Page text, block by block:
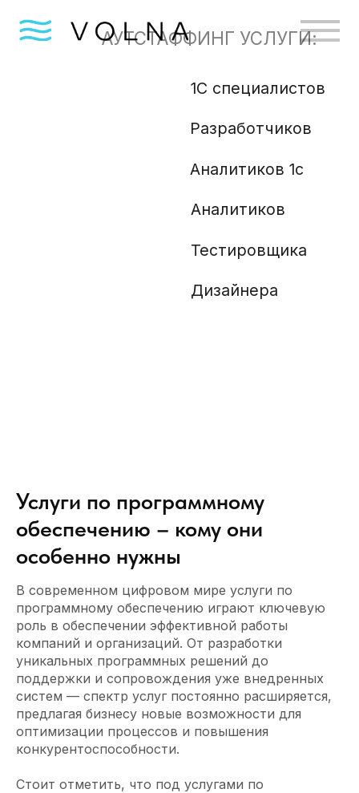
Разработчиков
Аналитиков 1с
Тестировщика
Дизайнера
АУТСТАФФИНГ УСЛУГИ:
Услуги по программному
обеспечению – кому они
особенно нужны
В современном цифровом мире услуги по
программному обеспечению играют ключевую
роль в обеспечении эффективной работы
компаний и организаций. От разработки
уникальных программных решений до
поддержки и сопровождения уже внедренных
систем — спектр услуг постоянно расширяется,
предлагая бизнесу новые возможности для
оптимизации процессов и повышения
конкурентоспособности.
Стоит отметить, что под услугами по